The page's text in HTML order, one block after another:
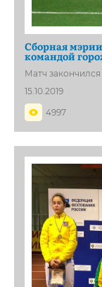
Сборная
командой
Матч
15.10.2019
4997